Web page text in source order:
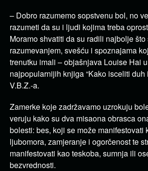
– Dobro razumemo sopstvenu bol, no
razumeti da su i ljudi kojima treba
Moramo shvatiti da su radili najbolje
razumevanjem, svešću i spoznajama
trenutku imali – objašnjava Louise Hai
najpopularnijih knjiga “Kako isceliti duh
V.B.Z.-a.
Zamerke koje zadržavamo uzrokuju
veruju kako su dva misaona obrasca
bolesti: bes, koji se može manifestovati
ljubomora, zamjeranje i ogorčenost te
manifestovati kao teskoba, sumnja ili
bezvrednosti.